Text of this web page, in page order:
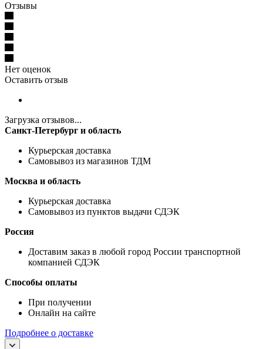
Отзывы
Нет оценок
Оставить отзыв
Загрузка отзывов...
Санкт-Петербург и область
Курьерская доставка
Самовывоз из магазинов ТДМ
Москва и область
Курьерская доставка
Самовывоз из пунктов выдачи СДЭК
Россия
Доставим заказ в любой город России транспортной
компанией СДЭК
Способы оплаты
При получении
Онлайн на сайте
Подробнее о доставке